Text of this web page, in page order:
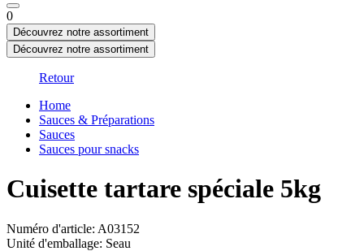
0
Découvrez notre assortiment
Découvrez notre assortiment
Retour
Home
Sauces & Préparations
Sauces
Sauces pour snacks
Cuisette tartare spéciale 5kg
Numéro d'article: A03152
Unité d'emballage: Seau